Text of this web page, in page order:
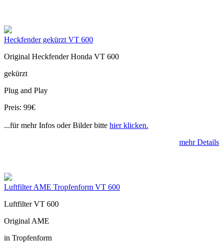
Heckfender gekürzt VT 600
Original Heckfender Honda VT 600
gekürzt
Plug and Play
Preis: 99€
...für mehr Infos oder Bilder bitte hier klicken.
mehr Details
Luftfilter AME Tropfenform VT 600
Luftfilter VT 600
Original AME
in Tropfenform